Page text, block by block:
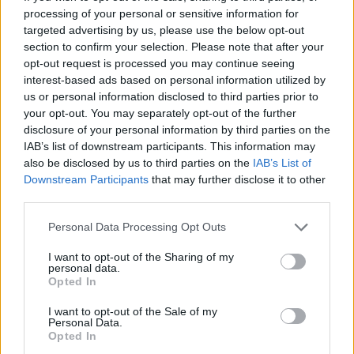
processing of your personal or sensitive information for
targeted advertising by us, please use the below opt-out
section to confirm your selection. Please note that after your
opt-out request is processed you may continue seeing
interest-based ads based on personal information utilized by
us or personal information disclosed to third parties prior to
your opt-out. You may separately opt-out of the further
disclosure of your personal information by third parties on the
IAB’s list of downstream participants. This information may
also be disclosed by us to third parties on the IAB’s List of
Downstream Participants that may further disclose it to other
Personal Data Processing Opt Outs
I want to opt-out of the Sharing of my
personal data.
Opted In
I want to opt-out of the Sale of my
Personal Data.
Opted In
rassemble des activités tertiaires de haut
niveau, dans les
services aux entreprises, la banque, la
publicité... Ces villes, situées dans les pays du
Nord, forment
entre elles un réseau à l'échelle mondiale.
Elles sont bien souvent au cœur de grandes
régions
urbaines très dynamiques.
II - Quelles puissances sont aujourd'hui au
centre de la mondialisation ?
Disposant du tiers de la richesse mondiale et
directs
étrangers, les États-Unis se placent au
premier rang des échanges de services. Leur
capacité en
recherche-développement (R &amp; D) les
place à la pointe des hautes technologies.